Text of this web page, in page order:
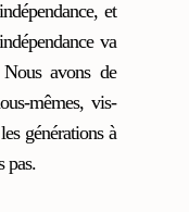
et
va
avons de
mêmes, vis-
générations à
pas.